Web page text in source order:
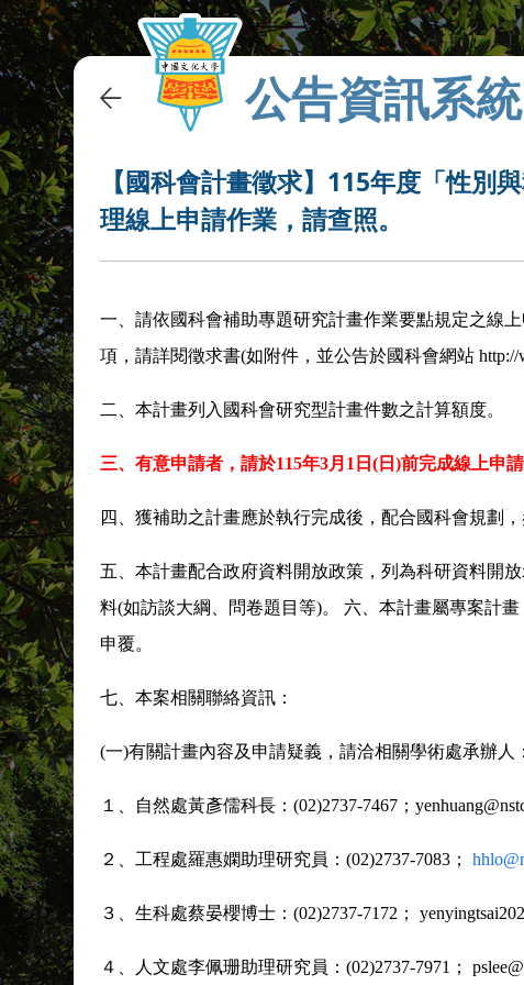
公告資訊系統
【國科會計畫徵求】115年度「性別
理線上申請作業，請查照。
一、請依國科會補助專題研究計畫作業要點規定之線
項，請詳閱徵求書(如附件，並公告於國科會網站 http://
二、本計畫列入國科會研究型計畫件數之計算額度。
三、有意申請者，請於115年3月 1 日( 日)前完成線上申
四、獲補助之計畫應於執行完成後，配合國科會規劃，
五、本計畫配合政府資料開放政策，列為科研資料開
料(如訪談大綱、問卷題目等)。 六、本計畫屬專案計
申覆。
七、本案相關聯絡資訊：
(一)有關計畫內容及申請疑義，請洽相關學術處承辦人：
１、自然處黃彥儒科長：(02)2737-7467；
２、工程處羅惠嫻助理研究員：(02)2737-7083；
３、生科處蔡晏櫻博士：(02)2737-7172；
４、人文處李佩珊助理研究員：(02)2737-7971；